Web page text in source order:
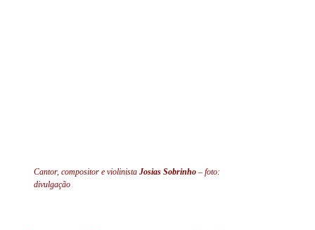
Cantor, compositor e violinista Josias Sobrinho – foto:
divulgação